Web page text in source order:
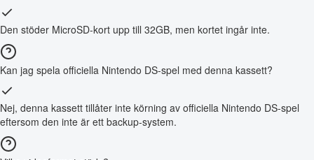
Den stöder MicroSD-kort upp till 32GB, men kortet ingår inte.
Kan jag spela officiella Nintendo DS-spel med denna kassett?
Nej, denna kassett tillåter inte körning av officiella Nintendo DS-spel
eftersom den inte är ett backup-system.